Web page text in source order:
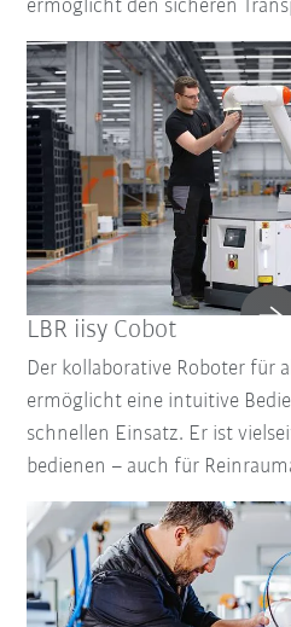
ermöglicht den sicheren
LBR iisy Cobot
Der kollaborative Roboter für
ermöglicht eine intuitive
schnellen Einsatz. Er ist
bedienen – auch für